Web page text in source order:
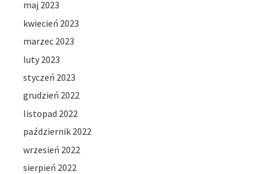
maj 2023
kwiecień 2023
marzec 2023
luty 2023
styczeń 2023
grudzień 2022
listopad 2022
październik 2022
wrzesień 2022
sierpień 2022